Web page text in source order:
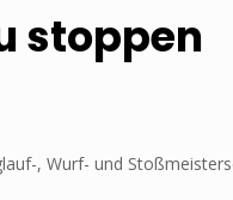
stoppen
, Wurf- und